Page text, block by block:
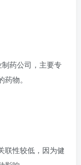
药公司，主要专
物。
联性较低，因为健